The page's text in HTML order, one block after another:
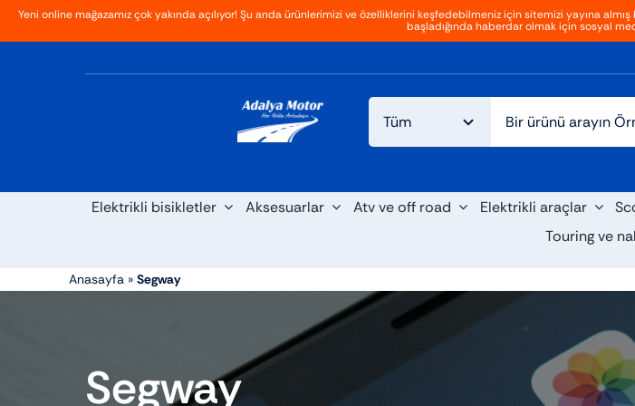
Yeni online mağazamız çok yakında açılıyor! Şu anda ürünlerimizi ve özelliklerini keşfedebilmeniz için sitemizi yayına
başladığında haberdar olmak için sosyal
İçeriğe
geç
Elektrikli bisikletler Aksesuarlar Atv ve off road Elektrikli araçlar
Scooter Maxi scooter
Cross
Touring ve
Anasayfa »Segway
Segway